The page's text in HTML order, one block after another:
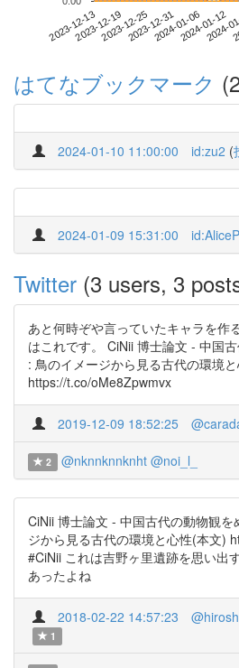
2023-12-132023-12-192023-12-252023-12-312024-01-062024-01-12
2024-
はてなブックマーク
2024-01-10 11:00:00 id:zu2 (
2024-01-09 15:31:00
Twitter (3 users, 3
あと何時ぞや言っていたキャラを作
はこれです。 CiNii 博士論文 - 中国
: 鳥のイメージから見る古代の環境
https://t.co/oMe8Zpwmvx
2019-12-09 18:52:25
2 @nknnknnknht @noi_l_
CiNii 博士論文 - 中国古代の動物観
ジから見る古代の環境と心性(本文)
#CiNii これは吉野ヶ里遺跡を思い出
あったよね
2018-02-22 14:57:23
1